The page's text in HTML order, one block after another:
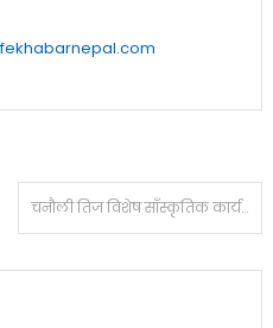
चनौली तिज विशेष साँस्कृतिक कार्यक्रम २०८२ एवं खुल्ला तिज नृत्य प्रतियोगिता ’ हुँदै